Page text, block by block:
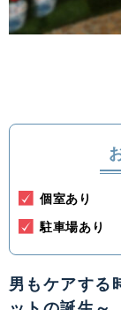
個室あり
駐車場あり
男もケアする
千葉県
愛知県
関西
滋賀県